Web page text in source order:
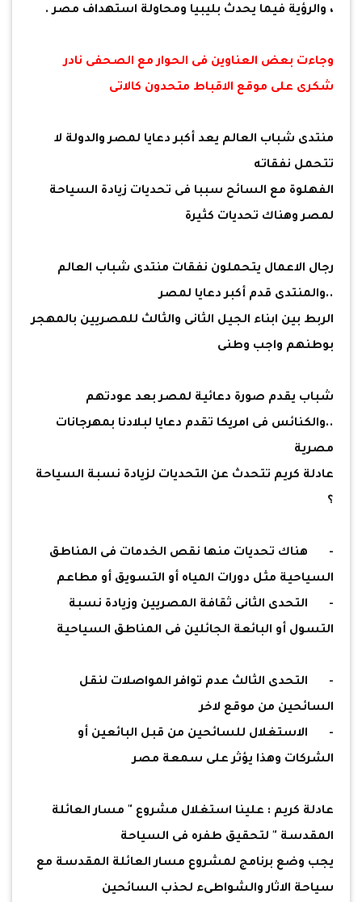
، والرؤية فيما يحدث بليبيا ومحاولة استهداف مصر .
وجاءت بعض العناوين فى الحوار مع الصحفى نادر
شكرى على موقع الاقباط متحدون كالاتى
منتدى شباب العالم يعد أكبر دعايا لمصر والدولة لا
تتحمل نفقاته
الفهلوة مع السائح سببا فى تحديات زيادة السياحة
لمصر وهناك تحديات كثيرة
رجال الاعمال يتحملون نفقات منتدى شباب العالم
..والمنتدى قدم أكبر دعايا لمصر
الربط بين ابناء الجيل الثانى والثالث للمصريين بالمهجر
بوطنهم واجب وطنى
شباب يقدم صورة دعائية لمصر بعد عودتهم
..والكنائس فى امريكا تقدم دعايا لبلادنا بمهرجانات
مصرية
عادلة كريم تتحدث عن التحديات لزيادة نسبة السياحة
؟
-
هناك تحديات منها نقص الخدمات فى المناطق
السياحية مثل دورات المياه أو التسويق أو مطاعم
-
التحدى الثانى ثقافة المصريين وزيادة نسبة
التسول أو البائعة الجائلين فى المناطق السياحية
-
التحدى الثالث عدم توافر المواصلات لنقل
السائحين من موقع لاخر
-
الاستغلال للسائحين من قبل البائعين أو
الشركات وهذا يؤثر على سمعة مصر
عادلة كريم : علينا استغلال مشروع " مسار العائلة
المقدسة " لتحقيق طفره فى السياحة
يجب وضع برنامج لمشروع مسار العائلة المقدسة مع
سياحة الاثار والشواطىء لحذب السائحين